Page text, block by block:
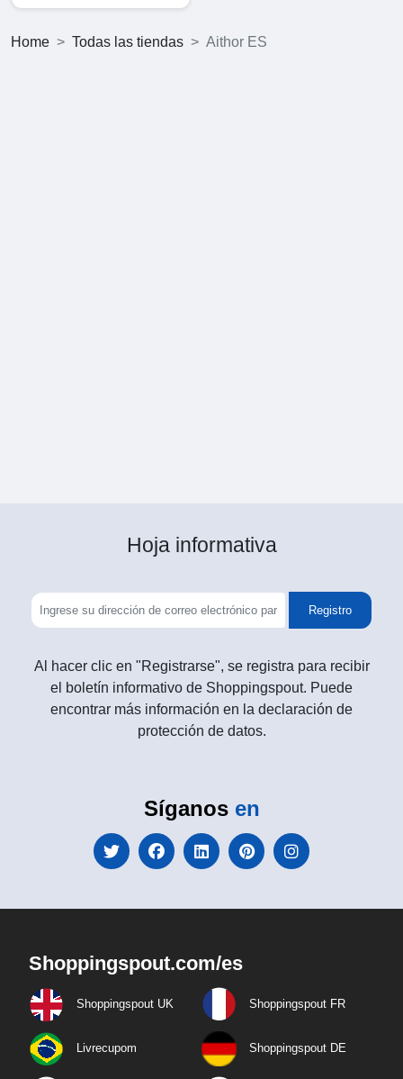
Home Todas las tiendas Aithor ES
Hoja informativa
Registro
Al hacer clic en "Registrarse", se registra para recibir
el boletín informativo de Shoppingspout. Puede
encontrar más información en la declaración de
protección de datos.
Síganos en
Shoppingspout.com/es
Shoppingspout UK Shoppingspout FR
Livrecupom Shoppingspout DE